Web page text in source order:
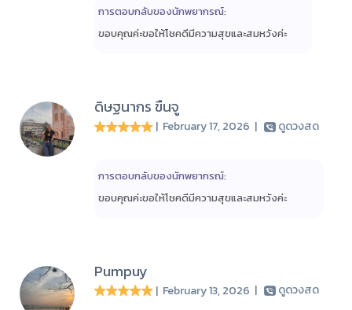
การตอบกลับของนักพยากรณ์:
ขอบคุณค่ะขอให้โชคดีมีความสุขและสมหวังค่ะ
ดิษฐนากร ขืนจู
| February 17, 2026 | ดูดวงสด
การตอบกลับของนักพยากรณ์:
ขอบคุณค่ะขอให้โชคดีมีความสุขและสมหวังค่ะ
Pumpuy
| February 13, 2026 | ดูดวงสด